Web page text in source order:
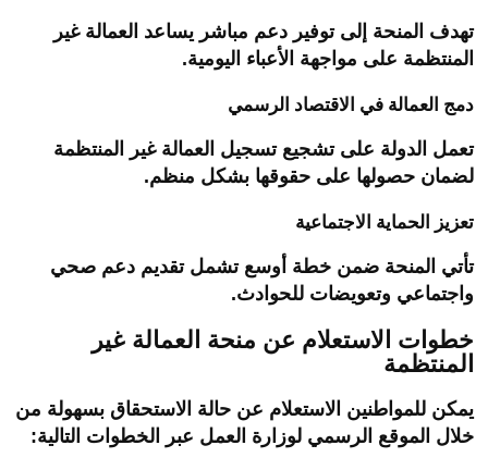
تهدف المنحة إلى توفير دعم مباشر يساعد العمالة غير
المنتظمة على مواجهة الأعباء اليومية.
دمج العمالة في الاقتصاد الرسمي
تعمل الدولة على تشجيع تسجيل العمالة غير المنتظمة
لضمان حصولها على حقوقها بشكل منظم.
تعزيز الحماية الاجتماعية
تأتي المنحة ضمن خطة أوسع تشمل تقديم دعم صحي
واجتماعي وتعويضات للحوادث.
خطوات الاستعلام عن منحة العمالة غير
المنتظمة
يمكن للمواطنين الاستعلام عن حالة الاستحقاق بسهولة من
خلال الموقع الرسمي لوزارة العمل عبر الخطوات التالية: